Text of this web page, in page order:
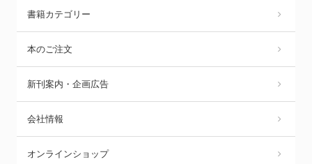
書籍カテゴリー
本のご注文
新刊案内・企画広告
会社情報
オンラインショップ